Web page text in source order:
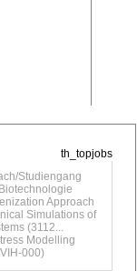
Studiengang
Approach
Simulations of
(3112...
Modelling
000)